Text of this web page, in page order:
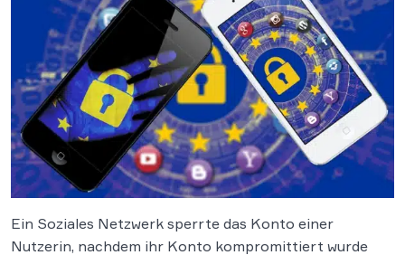
Ein Soziales Netzwerk sperrte das Konto einer
Nutzerin, nachdem ihr Konto kompromittiert wurde